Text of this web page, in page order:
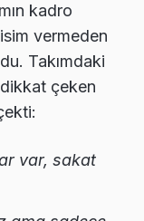
kadro
vermeden
Takımdaki
çeken
var, sakat